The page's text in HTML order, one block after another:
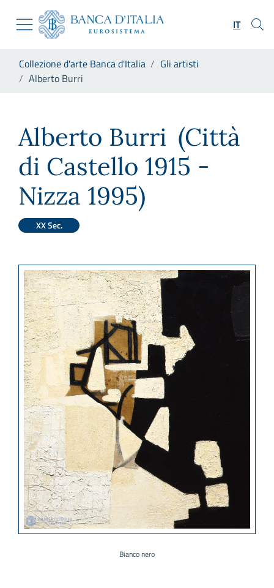
Skip to Main Content
Vai al sito istituzionale
Vai al menu di navigazione
Vai alla ricerca
Vai al footer
IT
Collezione d'arte Banca d'Italia
Gli artisti
Alberto Burri
Alberto Burri (Città
di Castello 1915 -
Nizza 1995)
XX Sec.
Bianco nero